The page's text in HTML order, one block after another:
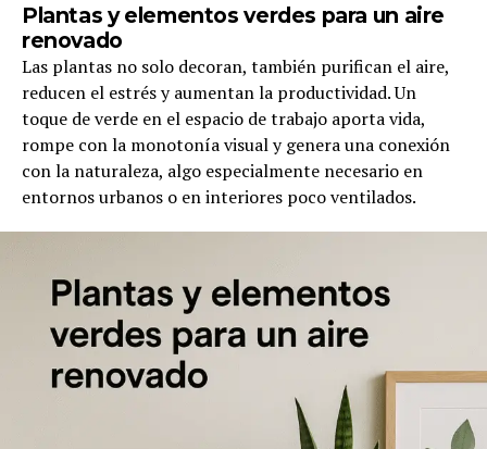
Plantas y elementos verdes para un aire
renovado
Las plantas no solo decoran, también purifican el aire,
reducen el estrés y aumentan la productividad. Un
toque de verde en el espacio de trabajo aporta vida,
rompe con la monotonía visual y genera una conexión
con la naturaleza, algo especialmente necesario en
entornos urbanos o en interiores poco ventilados.